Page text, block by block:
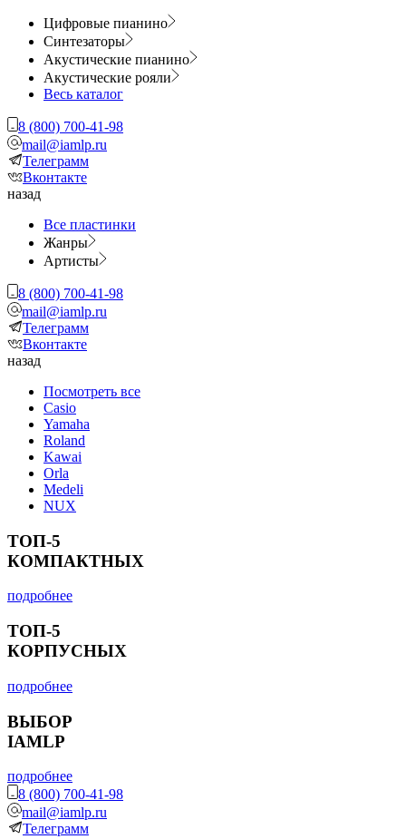
Цифровые пианино
Синтезаторы
Акустические пианино
Акустические рояли
Весь каталог
8 (800) 700-41-98
mail@iamlp.ru
Телеграмм
Вконтакте
назад
Все пластинки
Жанры
Артисты
8 (800) 700-41-98
mail@iamlp.ru
Телеграмм
Вконтакте
назад
Посмотреть все
Casio
Yamaha
Roland
Kawai
Orla
Medeli
NUX
ТОП-5
КОМПАКТНЫХ
подробнее
ТОП-5
КОРПУСНЫХ
подробнее
ВЫБОР
IAMLP
подробнее
8 (800) 700-41-98
mail@iamlp.ru
Телеграмм